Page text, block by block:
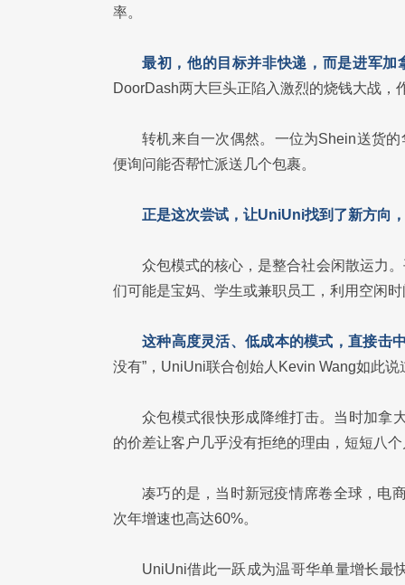
率。
最初，他的目标并非快递，而是进军
DoorDash两大巨头正陷入激烈的烧钱大战
转机来自一次偶然。一位为Shein送货
便询问能否帮忙派送几个包裹。
正是这次尝试，让UniUni找到了新方向
众包模式的核心，是整合社会闲散运力
们可能是宝妈、学生或兼职员工，利用空闲
这种高度灵活、低成本的模式，直接击
没有”，UniUni联合创始人Kevin Wang如此说
众包模式很快形成降维打击。当时加拿
的价差让客户几乎没有拒绝的理由，短短八
凑巧的是，当时新冠疫情席卷全球，电
次年增速也高达60%。
UniUni借此一跃成为温哥华单量增长最